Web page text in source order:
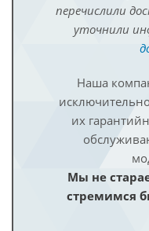
перечислили
уточнили
Наша
их
Мы не
стремимся